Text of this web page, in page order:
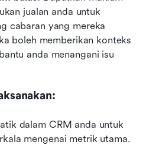
jualan anda untuk
cabaran yang mereka
boleh memberikan konteks
anda menangani isu
dalam CRM anda untuk
mengenai metrik utama.